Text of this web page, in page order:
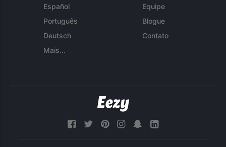
Español
Português
Deutsch
Mais...
Equipe
Blogue
Contato